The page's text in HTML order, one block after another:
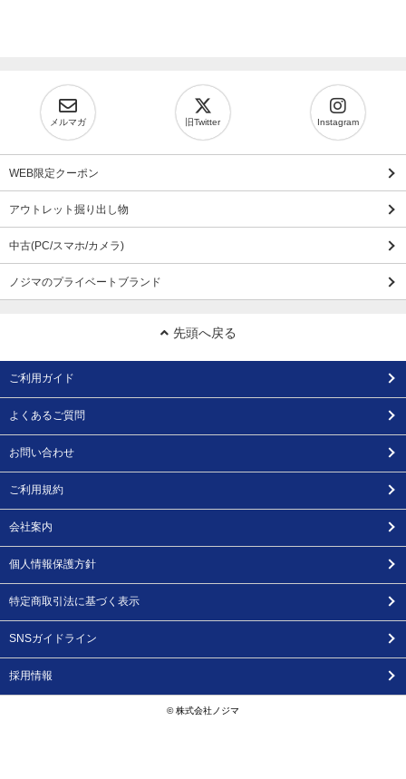
メルマガ 旧Twitter Instagram
WEB限定クーポン
アウトレット掘り出し物
中古(PC/スマホ/カメラ)
ノジマのプライベートブランド
先頭へ戻る
ご利用ガイド
よくあるご質問
お問い合わせ
ご利用規約
会社案内
個人情報保護方針
特定商取引法に基づく表示
SNSガイドライン
採用情報
© 株式会社ノジマ